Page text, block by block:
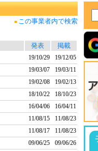
■ この事業者内で検索
発表
掲載
19/10/29 19/12/05
19/03/07 19/03/11
19/02/08 19/02/13
18/10/22 18/10/23
16/04/06 16/04/11
11/08/15 11/08/23
11/08/17 11/08/23
09/06/25 09/06/26